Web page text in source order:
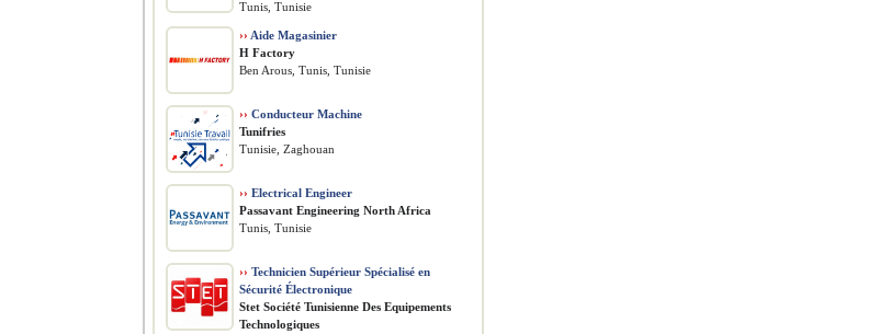
Tunis, Tunisie
›› Aide Magasinier
H Factory
Ben Arous, Tunis, Tunisie
›› Conducteur Machine
Tunifries
Tunisie, Zaghouan
›› Electrical Engineer
Passavant Engineering North Africa
Tunis, Tunisie
›› Technicien Supérieur Spécialisé en
Sécurité Électronique
Stet Société Tunisienne Des Equipements
Technologiques